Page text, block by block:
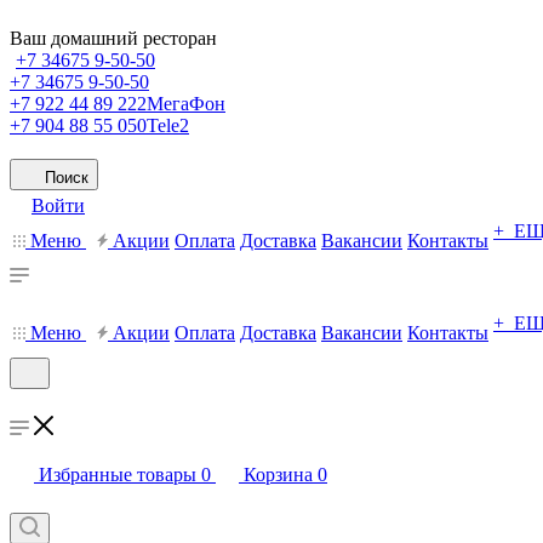
Ваш домашний ресторан
+7 34675 9-50-50
+7 34675 9-50-50
+7 922 44 89 222МегаФон
+7 904 88 55 050Tele2
Поиск
Войти
Меню
Акции Оплата Доставка Вакансии Контакты +
Меню Акции Оплата Доставка Вакансии Контакты +
Избранные товары 0 Корзина 0